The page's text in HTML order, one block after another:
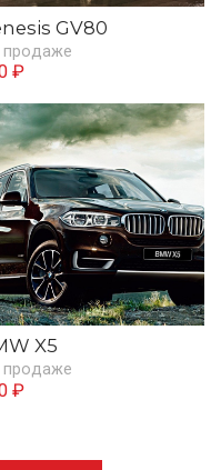
GV80
продаже
₽
X5
продаже
₽